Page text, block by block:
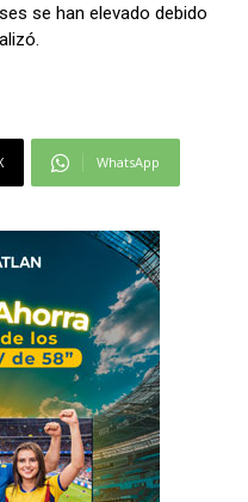
se han elevado debido
WhatsApp